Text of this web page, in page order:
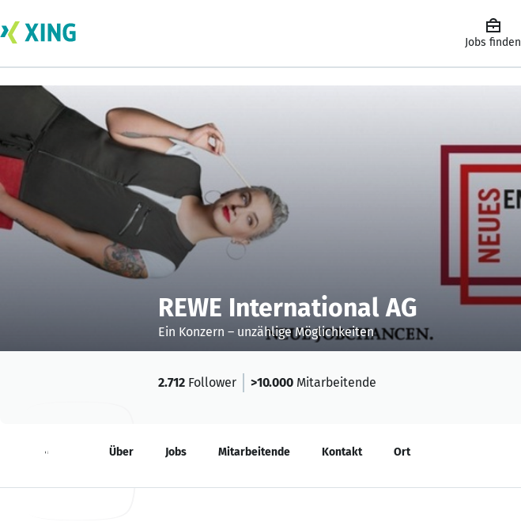
Jobs finden
REWE International AG
Ein Konzern – unzählige Möglichkeiten
2.712 Follower >10.000 Mitarbeitende
Neuigkeiten Über Jobs Mitarbeitende Kontakt Ort